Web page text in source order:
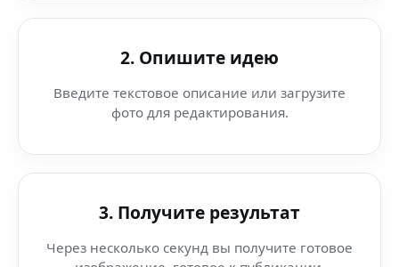
2. Опишите идею
Введите текстовое описание или загрузите
фото для редактирования.
3. Получите результат
Через несколько секунд вы получите готовое